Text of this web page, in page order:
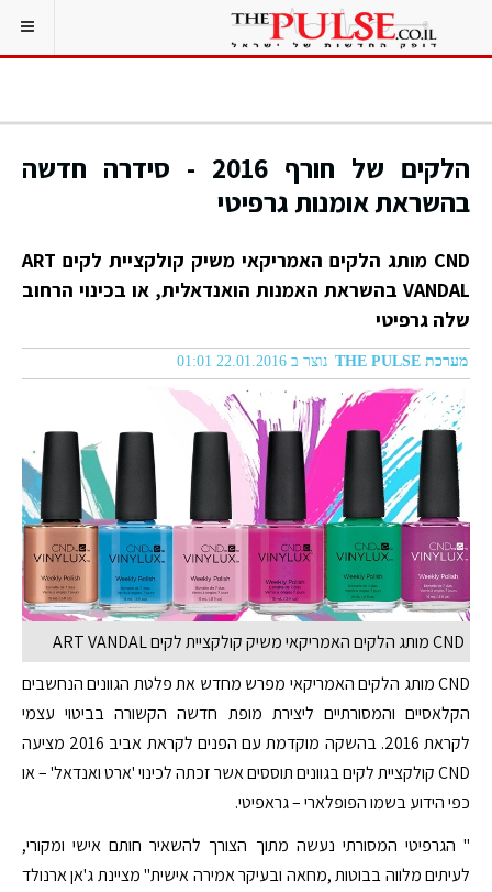
הלקים של חורף 2016 - סידרה חדשה
בהשראת אומנות גרפיטי
CND מותג הלקים האמריקאי משיק קולקציית לקים ART
VANDAL בהשראת האמנות הואנדאלית, או בכינוי הרחוב
שלה גרפיטי
מערכת THE PULSE נוצר ב 22.01.2016 01:01
CND מותג הלקים האמריקאי משיק קולקציית לקים ART VANDAL
CND מותג הלקים האמריקאי מפרש מחדש את פלטת הגוונים הנחשבים
הקלאסיים והמסורתיים ליצירת מופת חדשה הקשורה בביטוי עצמי
לקראת 2016. בהשקה מוקדמת עם הפנים לקראת אביב 2016 מציעה
CND קולקציית לקים בגוונים תוססים אשר זכתה לכינוי 'ארט ואנדאל' – או
כפי הידוע בשמו הפופלארי – גראפיטי.
" הגרפיטי המסורתי נעשה מתוך הצורך להשאיר חותם אישי ומקורי,
לעיתים מלווה בבוטות ,מחאה ובעיקר אמירה אישית" מציינת ג'אן ארנולד